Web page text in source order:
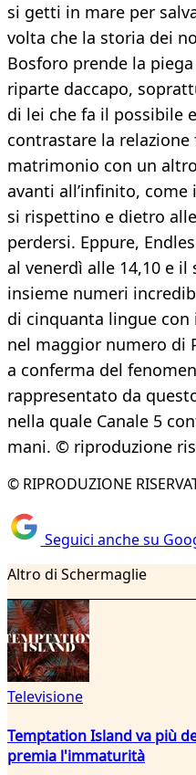
si getti in mare per
volta che la storia dei
Bosforo prende la
riparte daccapo,
di lei che fa il possibile
contrastare la
matrimonio con un
avanti all’infinito,
si rispettino e dietro
perdersi. Eppure,
al venerdì alle 14,10 e
insieme numeri
di cinquanta lingue
nel maggior numero di
a conferma del
rappresentato da
nella quale Canale 5
mani. © riproduzione
© RIPRODUZIONE
Seguici anche su
Altro di Schermaglie
Televisione
Temptation Island va più
premia l'immaturità